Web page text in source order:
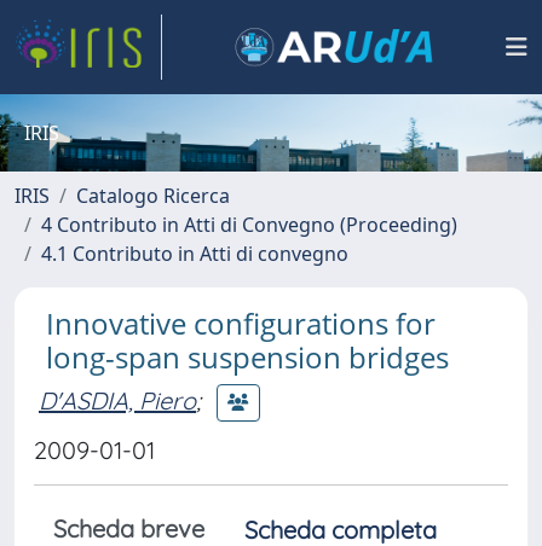
IRIS
IRIS
Catalogo Ricerca
4 Contributo in Atti di Convegno (Proceeding)
4.1 Contributo in Atti di convegno
Innovative configurations for
long-span suspension bridges
D'ASDIA, Piero;
2009-01-01
Scheda breve
Scheda completa